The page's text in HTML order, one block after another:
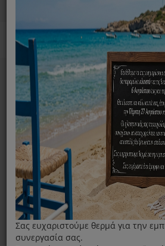
Ανταλλακτικά ηλεκτρικών συσκευών
Home Efba
Σας ευχαριστούμε θερμά για την
συνεργασία σας.